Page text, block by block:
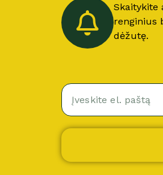
Skaitykite
renginius
dėžutę.